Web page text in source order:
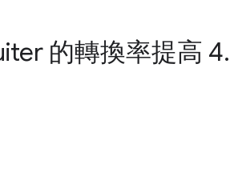
的轉換率提高 4.